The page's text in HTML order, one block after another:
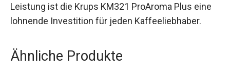
Leistung ist die Krups KM321 ProAroma Plus eine
lohnende Investition für jeden Kaffeeliebhaber.
Ähnliche Produkte